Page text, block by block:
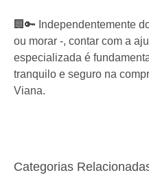
🏢🔑 Independentemente
ou morar -, contar com a
especializada é
tranquilo e seguro na
Viana.
Categorias